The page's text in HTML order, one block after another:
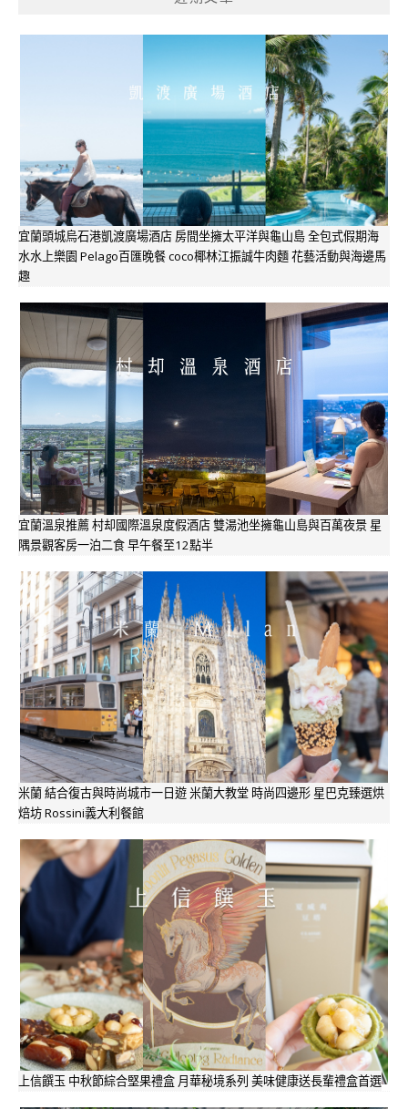
宜蘭頭城烏石港凱渡廣場酒店 房間坐擁太平洋與龜山島 全包式假期海
水水上樂園 Pelago百匯晚餐 coco椰林江振誠牛肉麵 花藝活動與海邊馬
趣
宜蘭溫泉推薦 村却國際溫泉度假酒店 雙湯池坐擁龜山島與百萬夜景 星
隅景觀客房一泊二食 早午餐至12點半
米蘭 結合復古與時尚城市一日遊 米蘭大教堂 時尚四邊形 星巴克臻選烘
焙坊 Rossini義大利餐館
上信饌玉 中秋節綜合堅果禮盒 月華秘境系列 美味健康送長輩禮盒首選